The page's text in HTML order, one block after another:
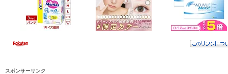
スポンサーリンク